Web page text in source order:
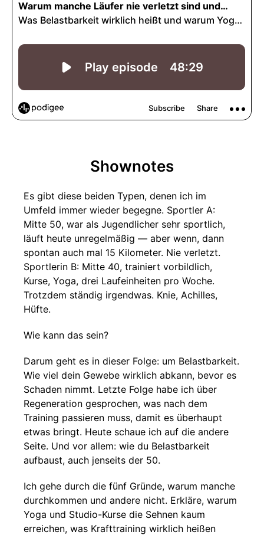
Shownotes
Es gibt diese beiden Typen, denen ich im
Umfeld immer wieder begegne. Sportler A:
Mitte 50, war als Jugendlicher sehr sportlich,
läuft heute unregelmäßig — aber wenn, dann
spontan auch mal 15 Kilometer. Nie verletzt.
Sportlerin B: Mitte 40, trainiert vorbildlich,
Kurse, Yoga, drei Laufeinheiten pro Woche.
Trotzdem ständig irgendwas. Knie, Achilles,
Hüfte.
Wie kann das sein?
Darum geht es in dieser Folge: um Belastbarkeit.
Wie viel dein Gewebe wirklich abkann, bevor es
Schaden nimmt. Letzte Folge habe ich über
Regeneration gesprochen, was nach dem
Training passieren muss, damit es überhaupt
etwas bringt. Heute schaue ich auf die andere
Seite. Und vor allem: wie du Belastbarkeit
aufbaust, auch jenseits der 50.
Ich gehe durch die fünf Gründe, warum manche
durchkommen und andere nicht. Erkläre, warum
Yoga und Studio-Kurse die Sehnen kaum
erreichen, was Krafttraining wirklich heißen